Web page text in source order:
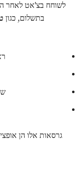
לשוחח בצ'אט לאחר
בתשלום, כגון
גרסאות אלו הן